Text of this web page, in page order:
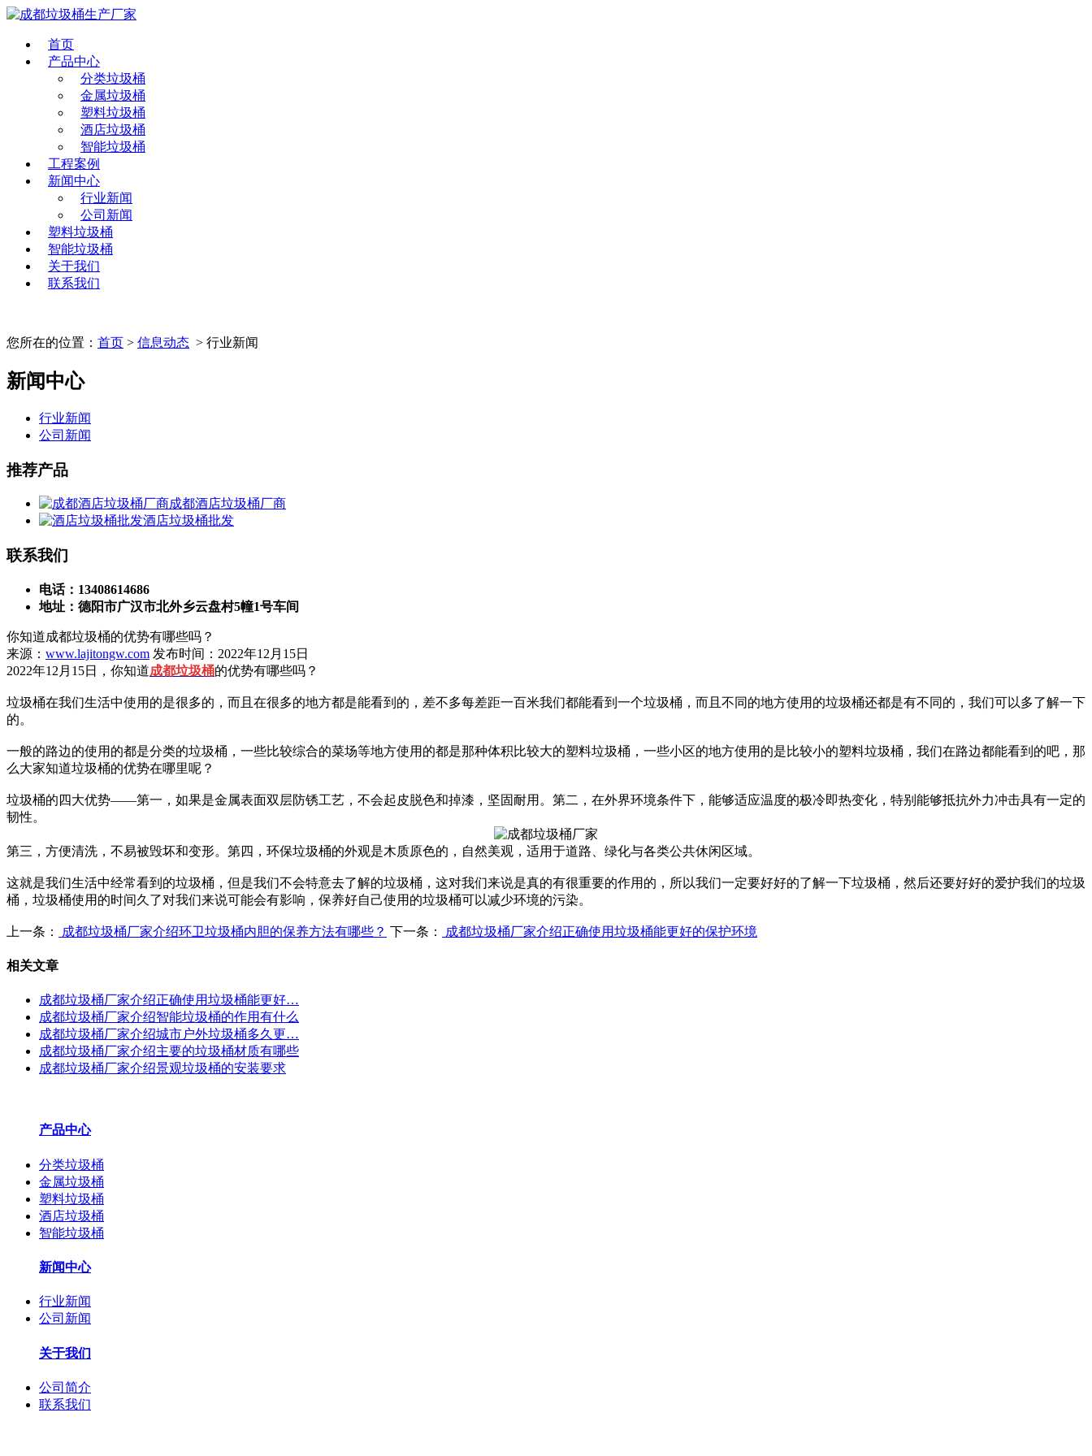
首页
产品中心
分类垃圾桶
金属垃圾桶
塑料垃圾桶
酒店垃圾桶
智能垃圾桶
工程案例
新闻中心
行业新闻
公司新闻
塑料垃圾桶
智能垃圾桶
关于我们
联系我们
您所在的位置： 首页 > 信息动态 > 行业新闻
新闻中心
行业新闻
公司新闻
推荐产品
成都酒店垃圾桶厂商
酒店垃圾桶批发
联系我们
电话：13408614686
地址：德阳市广汉市北外乡云盘村5幢1号车间
你知道成都垃圾桶的优势有哪些吗？
来源： www.lajitongw.com 发布时间：2022年12月15日
2022年12月15日，你知道成都垃圾桶的优势有哪些吗？
垃圾桶在我们生活中使用的是很多的，而且在很多的地方都是能看到的，差不多每差距一百米我们都能看到一个垃圾桶，而且不同的地方使用的垃圾桶还都是有不同的，我们可以多了解一下
的。
一般的路边的使用的都是分类的垃圾桶，一些比较综合的菜场等地方使用的都是那种体积比较大的塑料垃圾桶，一些小区的地方使用的是比较小的塑料垃圾桶，我们在路边都能看到的吧，那
么大家知道垃圾桶的优势在哪里呢？
垃圾桶的四大优势——第一，如果是金属表面双层防锈工艺，不会起皮脱色和掉漆，坚固耐用。第二，在外界环境条件下，能够适应温度的极冷即热变化，特别能够抵抗外力冲击具有一定的
韧性。
第三，方便清洗，不易被毁坏和变形。第四，环保垃圾桶的外观是木质原色的，自然美观，适用于道路、绿化与各类公共休闲区域。
这就是我们生活中经常看到的垃圾桶，但是我们不会特意去了解的垃圾桶，这对我们来说是真的有很重要的作用的，所以我们一定要好好的了解一下垃圾桶，然后还要好好的爱护我们的垃圾
桶，垃圾桶使用的时间久了对我们来说可能会有影响，保养好自己使用的垃圾桶可以减少环境的污染。
上一条： 成都垃圾桶厂家介绍环卫垃圾桶内胆的保养方法有哪些？ 下一条： 成都垃圾桶厂家介绍正确使用垃圾桶能更好的保护环境
相关文章
成都垃圾桶厂家介绍正确使用垃圾桶能更好…
成都垃圾桶厂家介绍智能垃圾桶的作用有什么
成都垃圾桶厂家介绍城市户外垃圾桶多久更…
成都垃圾桶厂家介绍主要的垃圾桶材质有哪些
成都垃圾桶厂家介绍景观垃圾桶的安装要求
产品中心
分类垃圾桶
金属垃圾桶
塑料垃圾桶
酒店垃圾桶
智能垃圾桶
新闻中心
行业新闻
公司新闻
关于我们
公司简介
联系我们